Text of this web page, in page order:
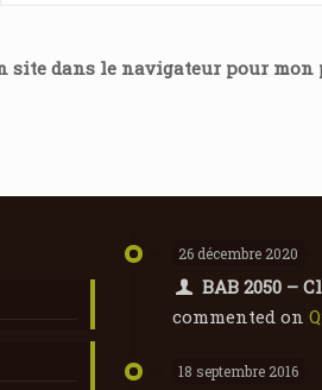
site dans le navigateur pour
26 décembre 2020
BAB 2050 –
commented on
18 septembre 2016